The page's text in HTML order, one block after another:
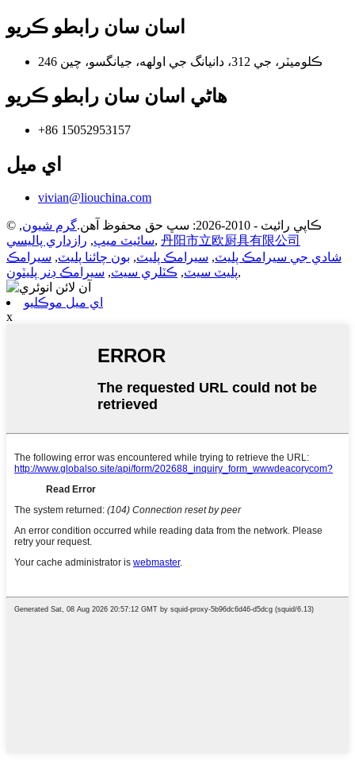
اسان سان رابطو ڪريو
246 ڪلوميٽر، جي 312، دانيانگ جي اولهه، جيانگسو، چين
هاڻي اسان سان رابطو ڪريو
+86 15052953157
اي ميل
vivian@liouchina.com
© ڪاپي رائيٽ - 2010-2026: سڀ حق محفوظ آهن. گرم شيون,
سائيٽ ميپ, رازداري پاليسي , 丹阳市立欧厨具有限公司
شادي جي سيرامڪ پليٽ, سيرامڪ پليٽ, بون چائنا پليٽ, سيرامڪ
پليٽ سيٽ, ڪٽلري سيٽ, سيرامڪ ڊنر پليٽون ,
اي ميل موڪليو
x